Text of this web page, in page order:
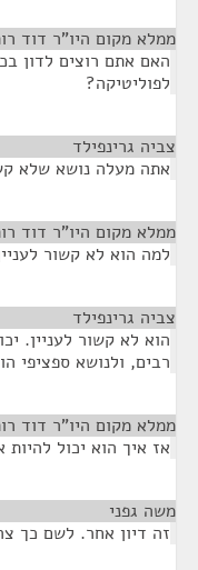
ממלא מקום היו"ר דוד
האם אתם רוצים לדון
לפוליטיקה?
צביה גרינפילד
אתה מעלה נושא שלא
ממלא מקום היו"ר דוד
למה הוא לא קשור
צביה גרינפילד
הוא לא קשור לעניין.
רבים, ולנושא ספציפי
ממלא מקום היו"ר דוד
אז איך הוא יכול להיות
משה גפני
זה דיון אחר. לשם כך